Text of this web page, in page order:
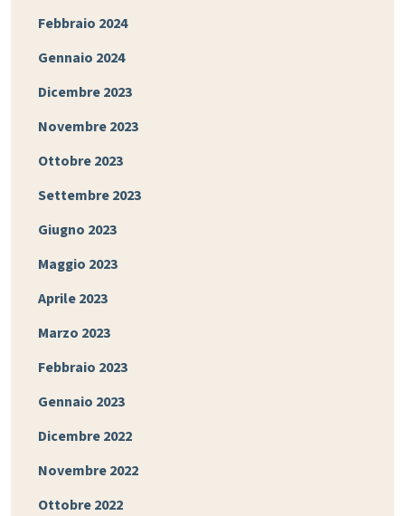
Febbraio 2024
Gennaio 2024
Dicembre 2023
Novembre 2023
Ottobre 2023
Settembre 2023
Giugno 2023
Maggio 2023
Aprile 2023
Marzo 2023
Febbraio 2023
Gennaio 2023
Dicembre 2022
Novembre 2022
Ottobre 2022